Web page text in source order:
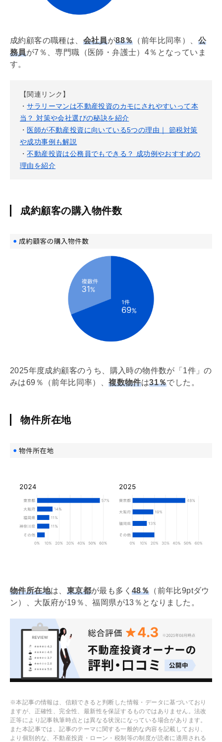
成約顧客の職種は、 会社員が88％ （前年比同率）、 公
務員が7％、専門職（医師・弁護士）4％となっていま
す。
【関連リンク】
・サラリーマンは不動産投資のカモにされやすいって本
当？ 対策や会社選びの秘訣を紹介
・ 医師が不動産投資に向いている5つの理由｜ 節税対策
や成功事例も解説
・不動産投資は公務員でもできる？ 成功例やおすすめの
理由を紹介
成約顧客の購入物件数
2025年度成約顧客のうち、購入時の物件数が「1件」の
みは69％（前年比同率）、複数物件は31％でした。
物件所在地
物件所在地は、 東京都が最も多く48％ （前年比9ptダウ
ン）、大阪府が19％、福岡県が13％となりました。
※本記事の情報は、信頼できると判断した情報・データに基づいており
ますが、正確性、完全性、最新性を保証するものではありません。法改
正等により記事執筆時点とは異なる状況になっている場合があります。
また本記事では、記事のテーマに関する一般的な内容を記載しており、
より個別的な、不動産投資・ローン・税制等の制度が読者に適用される